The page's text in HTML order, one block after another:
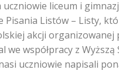
liceum i
Pisania Listów – Listy,
akcji organizowanej
we współpracy z Wyższą
uczniowie napisali